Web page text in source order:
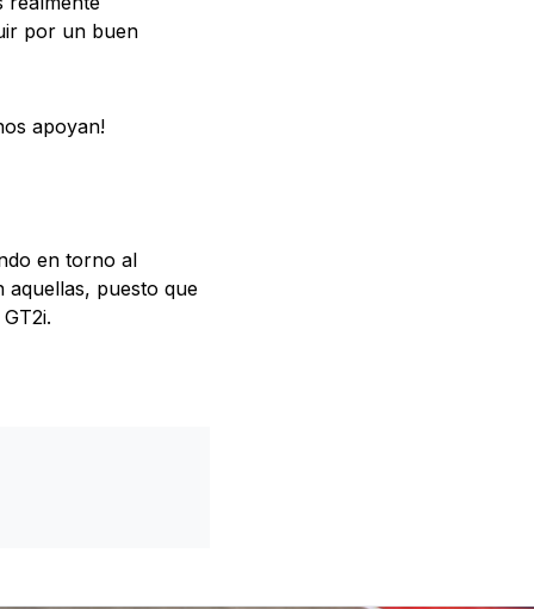
por un buen
apoyan!
en torno al
aquellas, puesto que